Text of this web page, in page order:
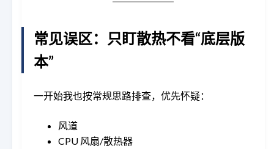
常见误区：只盯散热不看“底层版
本”
一开始我也按常规思路排查，优先怀疑：
风道
CPU 风扇/散热器